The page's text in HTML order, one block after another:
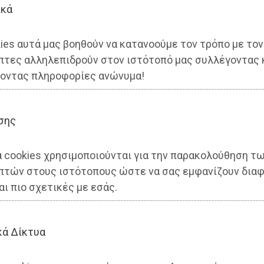
αυτά μας βοηθούν να κατανοούμε τον τρόπο με τον
αλληλεπιδρούν στον ιστότοπό μας συλλέγοντας
πληροφορίες ανώνυμα!
cookies χρησιμοποιούνται για την παρακολούθηση
στους ιστότοπους ώστε να σας εμφανίζουν
πιο σχετικές με εσάς.
Δίκτυα
την επέτειο του αγώνα
ΧΥΤΑ στο Οβριόκαστρο